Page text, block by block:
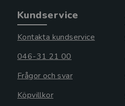
Kundservice
Kontakta kundservice
046-31 21 00
Frågor och svar
Köpvillkor